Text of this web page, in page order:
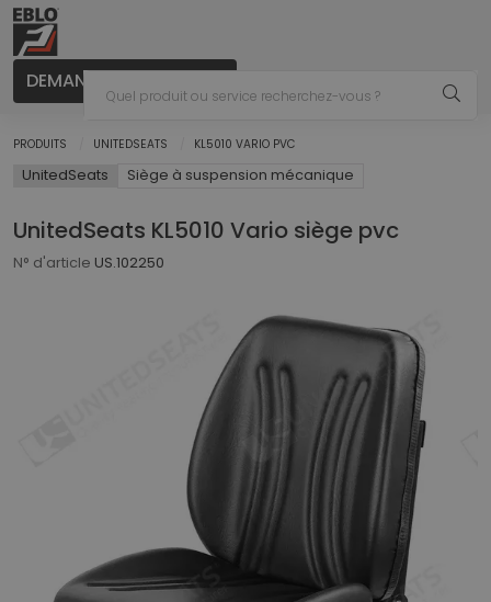
DEMANDER UN CONSEIL
PRODUITS UNITEDSEATS KL5010 VARIO PVC
UnitedSeats Siège à suspension mécanique
UnitedSeats KL5010 Vario siège pvc
N° d'article US.102250